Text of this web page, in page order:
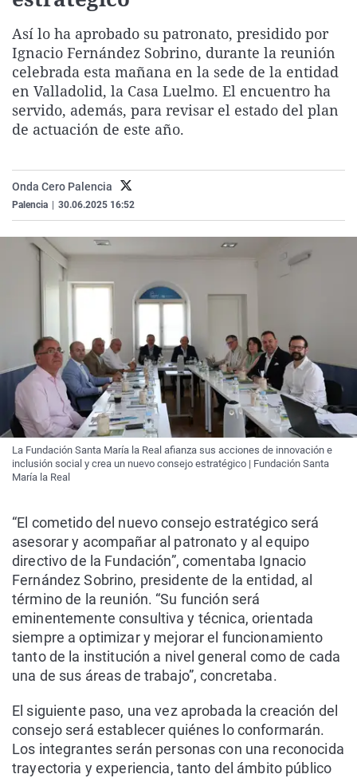
Gente viajera
Como el perro y el
Retornados
Equipo de
Operación Viuda
Galicia
La Rioja
Navarra
Televisión
Elecciones
Así lo ha aprobado su patronato, presidido por
Ignacio Fernández Sobrino, durante la reunión
celebrada esta mañana en la sede de la entidad
en Valladolid, la Casa Luelmo. El encuentro ha
servido, además, para revisar el estado del plan
de actuación de este año.
Onda Cero Palencia
Palencia 30.06.2025 16:52
La Fundación Santa María la Real afianza sus acciones de innovación e
inclusión social y crea un nuevo consejo estratégico | Fundación Santa
María la Real
“El cometido del nuevo consejo estratégico será
asesorar y acompañar al patronato y al equipo
directivo de la Fundación”, comentaba Ignacio
Fernández Sobrino, presidente de la entidad, al
término de la reunión. “Su función será
eminentemente consultiva y técnica, orientada
siempre a optimizar y mejorar el funcionamiento
tanto de la institución a nivel general como de cada
una de sus áreas de trabajo”, concretaba.
El siguiente paso, una vez aprobada la creación del
consejo será establecer quiénes lo conformarán.
Los integrantes serán personas con una reconocida
trayectoria y experiencia, tanto del ámbito público